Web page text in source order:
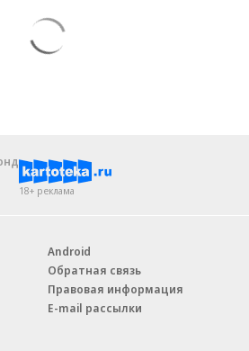
18+ реклама
Android
Обратная связь
Правовая информация
E-mail рассылки